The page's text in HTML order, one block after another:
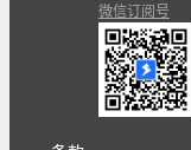
微信订阅号